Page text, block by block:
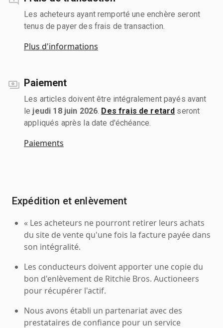
Les acheteurs ayant remporté une enchère seront
tenus de payer des frais de transaction.
Plus d'informations
Paiement
Les articles doivent être intégralement payés avant
le jeudi 18 juin 2026 Des frais de retard seront
appliqués après la date d'échéance.
Paiements
Expédition et enlèvement
« Les acheteurs ne pourront retirer leurs achats
du site de vente qu'une fois la facture payée dans
son intégralité.
Les conducteurs doivent apporter une copie du
bon d'enlèvement de Ritchie Bros. Auctioneers
pour récupérer l'actif.
Nous avons établi un partenariat avec des
prestataires de confiance pour un service